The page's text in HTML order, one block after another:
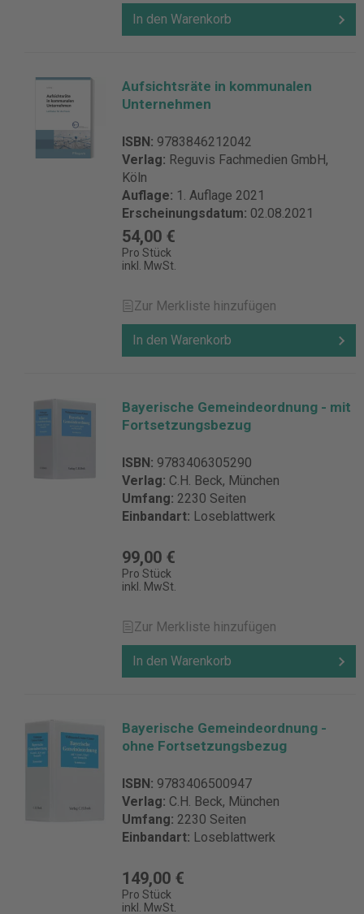
In den Warenkorb
Aufsichtsräte in kommunalen
Unternehmen
ISBN: 9783846212042
Verlag: Reguvis Fachmedien GmbH,
Köln
Auflage: 1. Auflage 2021
Erscheinungsdatum: 02.08.2021
54,00 €
Pro Stück
inkl. MwSt.
Zur Merkliste hinzufügen
In den Warenkorb
Bayerische Gemeindeordnung - mit
Fortsetzungsbezug
ISBN: 9783406305290
Verlag: C.H. Beck, München
Umfang: 2230 Seiten
Einbandart: Loseblattwerk
99,00 €
Pro Stück
inkl. MwSt.
Zur Merkliste hinzufügen
In den Warenkorb
Bayerische Gemeindeordnung -
ohne Fortsetzungsbezug
ISBN: 9783406500947
Verlag: C.H. Beck, München
Umfang: 2230 Seiten
Einbandart: Loseblattwerk
149,00 €
Pro Stück
inkl. MwSt.